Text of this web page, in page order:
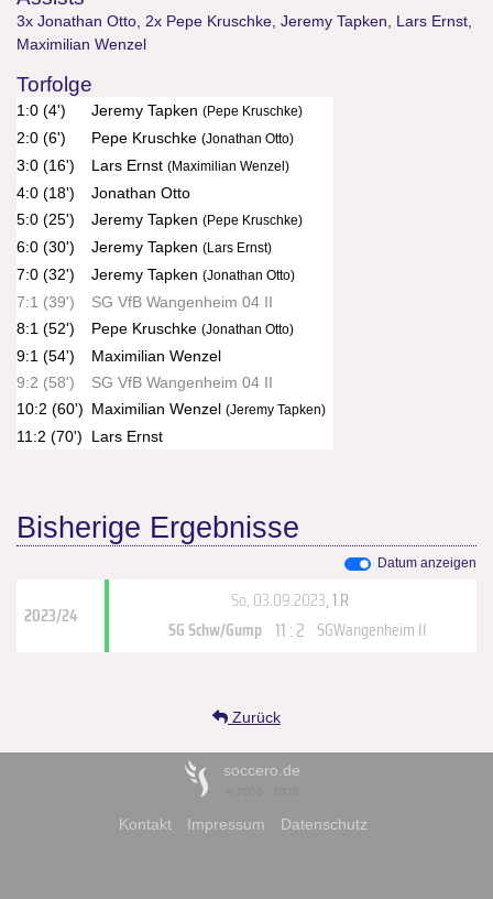
3x Jonathan Otto 2x Pepe Kruschke Jeremy Tapken Lars Ernst
Maximilian Wenzel
Torfolge
1:0 (4') Jeremy Tapken (Pepe Kruschke)
2:0 (6') Pepe Kruschke (Jonathan Otto)
3:0 (16') Lars Ernst (Maximilian Wenzel)
4:0 (18')
Jonathan Otto
5:0 (25')
Jeremy Tapken (Pepe Kruschke)
6:0 (30') Jeremy Tapken (Lars Ernst)
7:0 (32') Jeremy Tapken (Jonathan Otto)
7:1 (39')
SG VfB Wangenheim 04 II
8:1 (52')
Pepe Kruschke (Jonathan Otto)
9:1 (54')
Maximilian Wenzel
9:2 (58')
SG VfB Wangenheim 04 II
10:2 (60') Maximilian Wenzel (Jeremy Tapken)
11:2 (70') Lars Ernst
Bisherige Ergebnisse
Datum anzeigen
2023/24
So, 03.09.2023, 1.R
SG Schw/Gump 11 : 2 SGWangenheim II
Zurück
soccero.de
Kontakt Impressum Datenschutz